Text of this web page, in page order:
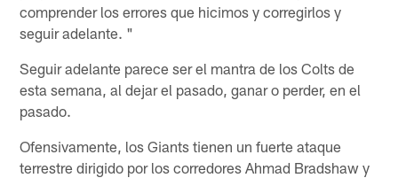
comprender los errores que hicimos y corregirlos y
seguir adelante. "
Seguir adelante parece ser el mantra de los Colts de
esta semana, al dejar el pasado, ganar o perder, en el
pasado.
Ofensivamente, los Giants tienen un fuerte ataque
terrestre dirigido por los corredores Ahmad Bradshaw y